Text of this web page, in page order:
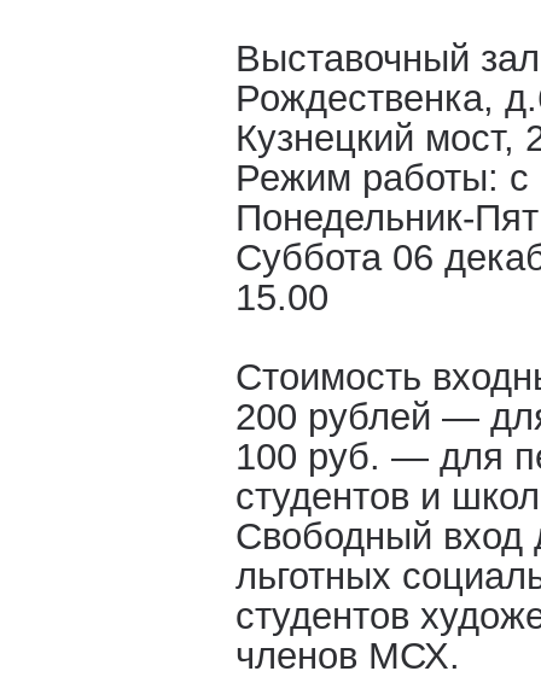
Выставочный
Рождественка,
Кузнецкий мост,
Режим работы: с
Понедельник-
Суббота 06
15.00
Стоимость
200 рублей —
100 руб. — для
студентов и
Свободный вход
льготных
студентов
членов МСХ.